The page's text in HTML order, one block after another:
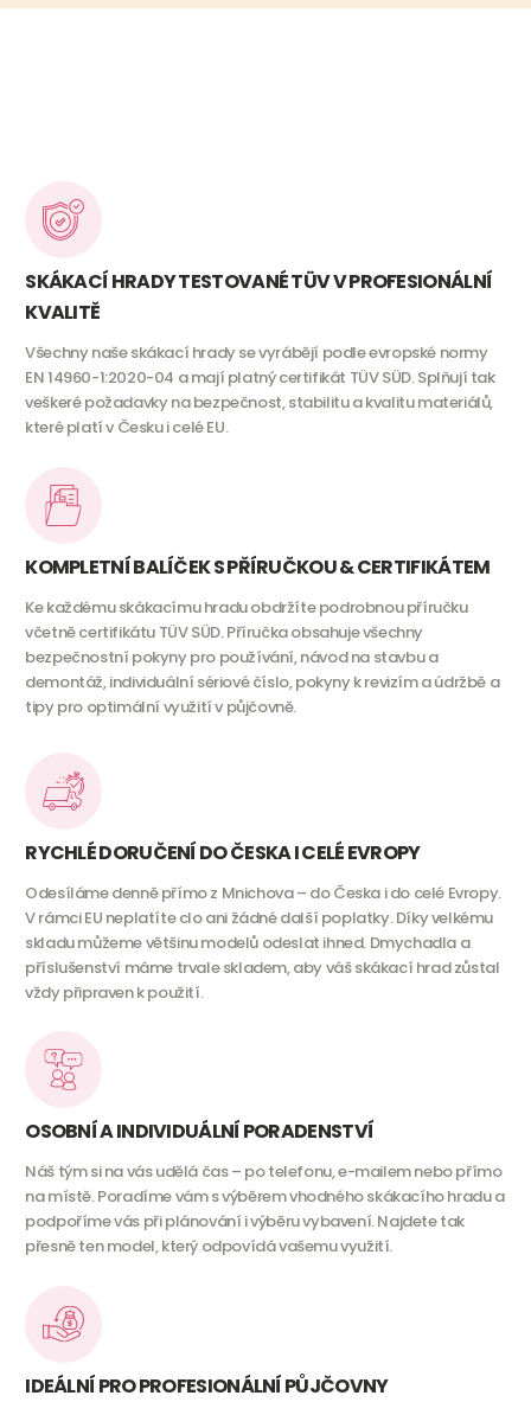
SKÁKACÍ HRADY TESTOVANÉ TÜV V PROFESIONÁLNÍ
KVALITĚ
Všechny naše skákací hrady se vyrábějí podle evropské normy
EN 14960-1:2020-04 a mají platný certifikát TÜV SÜD. Splňují tak
veškeré požadavky na bezpečnost, stabilitu a kvalitu materiálů,
které platí v Česku i celé EU.
KOMPLETNÍ BALÍČEK S PŘÍRUČKOU & CERTIFIKÁTEM
Ke každému skákacímu hradu obdržíte podrobnou příručku
včetně certifikátu TÜV SÜD. Příručka obsahuje všechny
bezpečnostní pokyny pro používání, návod na stavbu a
demontáž, individuální sériové číslo, pokyny k revizím a údržbě a
tipy pro optimální využití v půjčovně.
RYCHLÉ DORUČENÍ DO ČESKA I CELÉ EVROPY
Odesíláme denně přímo z Mnichova – do Česka i do celé Evropy.
V rámci EU neplatíte clo ani žádné další poplatky. Díky velkému
skladu můžeme většinu modelů odeslat ihned. Dmychadla a
příslušenství máme trvale skladem, aby váš skákací hrad zůstal
vždy připraven k použití.
OSOBNÍ A INDIVIDUÁLNÍ PORADENSTVÍ
Náš tým si na vás udělá čas – po telefonu, e-mailem nebo přímo
na místě. Poradíme vám s výběrem vhodného skákacího hradu a
podpoříme vás při plánování i výběru vybavení. Najdete tak
přesně ten model, který odpovídá vašemu využití.
IDEÁLNÍ PRO PROFESIONÁLNÍ PŮJČOVNY